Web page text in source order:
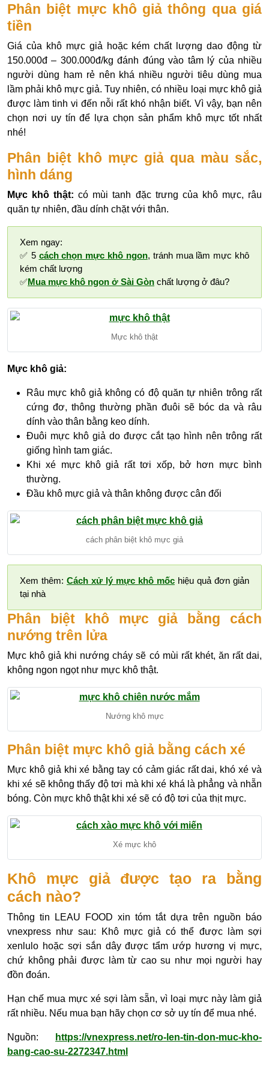
Phân biệt mực khô giả thông qua giá
tiền
Giá của khô mực giả hoặc kém chất lượng dao động từ
150.000đ – 300.000đ/kg đánh đúng vào tâm lý của nhiều
người dùng ham rẻ nên khá nhiều người tiêu dùng mua
lầm phải khô mực giả. Tuy nhiên, có nhiều loại mực khô giả
được làm tinh vi đến nỗi rất khó nhận biết. Vì vậy, bạn nên
chọn nơi uy tín để lựa chọn sản phẩm khô mực tốt nhất
nhé!
Phân biệt khô mực giả qua màu sắc,
hình dáng
Mực khô thật: có mùi tanh đặc trưng của khô mực, râu
quăn tự nhiên, đầu dính chặt với thân.
Xem ngay:
✅ 5 cách chọn mực khô ngon, tránh mua lầm mực khô
kém chất lượng
✅Mua mực khô ngon ở Sài Gòn chất lượng ở đâu?
Mực khô thật
Mực khô giả:
Râu mực khô giả không có độ quăn tự nhiên trông rất
cứng đơ, thông thường phần đuôi sẽ bóc da và râu
dính vào thân bằng keo dính.
Đuôi mực khô giả do được cắt tạo hình nên trông rất
giống hình tam giác.
Khi xé mực khô giả rất tơi xốp, bở hơn mực bình
thường.
Đầu khô mực giả và thân không được cân đối
cách phân biệt khô mực giả
Xem thêm: Cách xử lý mực khô mốc hiệu quả đơn giản
tại nhà
Phân biệt khô mực giả bằng cách
nướng trên lửa
Mực khô giả khi nướng cháy sẽ có mùi rất khét, ăn rất dai,
không ngon ngọt như mực khô thật.
Nướng khô mực
Phân biệt mực khô giả bằng cách xé
Mực khô giả khi xé bằng tay có cảm giác rất dai, khó xé và
khi xé sẽ không thấy độ tơi mà khi xé khá là phẳng và nhẵn
bóng. Còn mực khô thật khi xé sẽ có độ tơi của thịt mực.
Xé mực khô
Khô mực giả được tạo ra bằng
cách nào?
Thông tin LEAU FOOD xin tóm tắt dựa trên nguồn báo
vnexpress như sau: Khô mực giả có thể được làm sợi
xenlulo hoặc sợi sắn dây được tẩm ướp hương vị mực,
chứ không phải được làm từ cao su như mọi người hay
đồn đoán.
Hạn chế mua mực xé sợi làm sẵn, vì loại mực này làm giả
rất nhiều. Nếu mua bạn hãy chọn cơ sở uy tín để mua nhé.
Nguồn:
https://vnexpress.net/ro-len-tin-don-muc-kho-
bang-cao-su-2272347.html